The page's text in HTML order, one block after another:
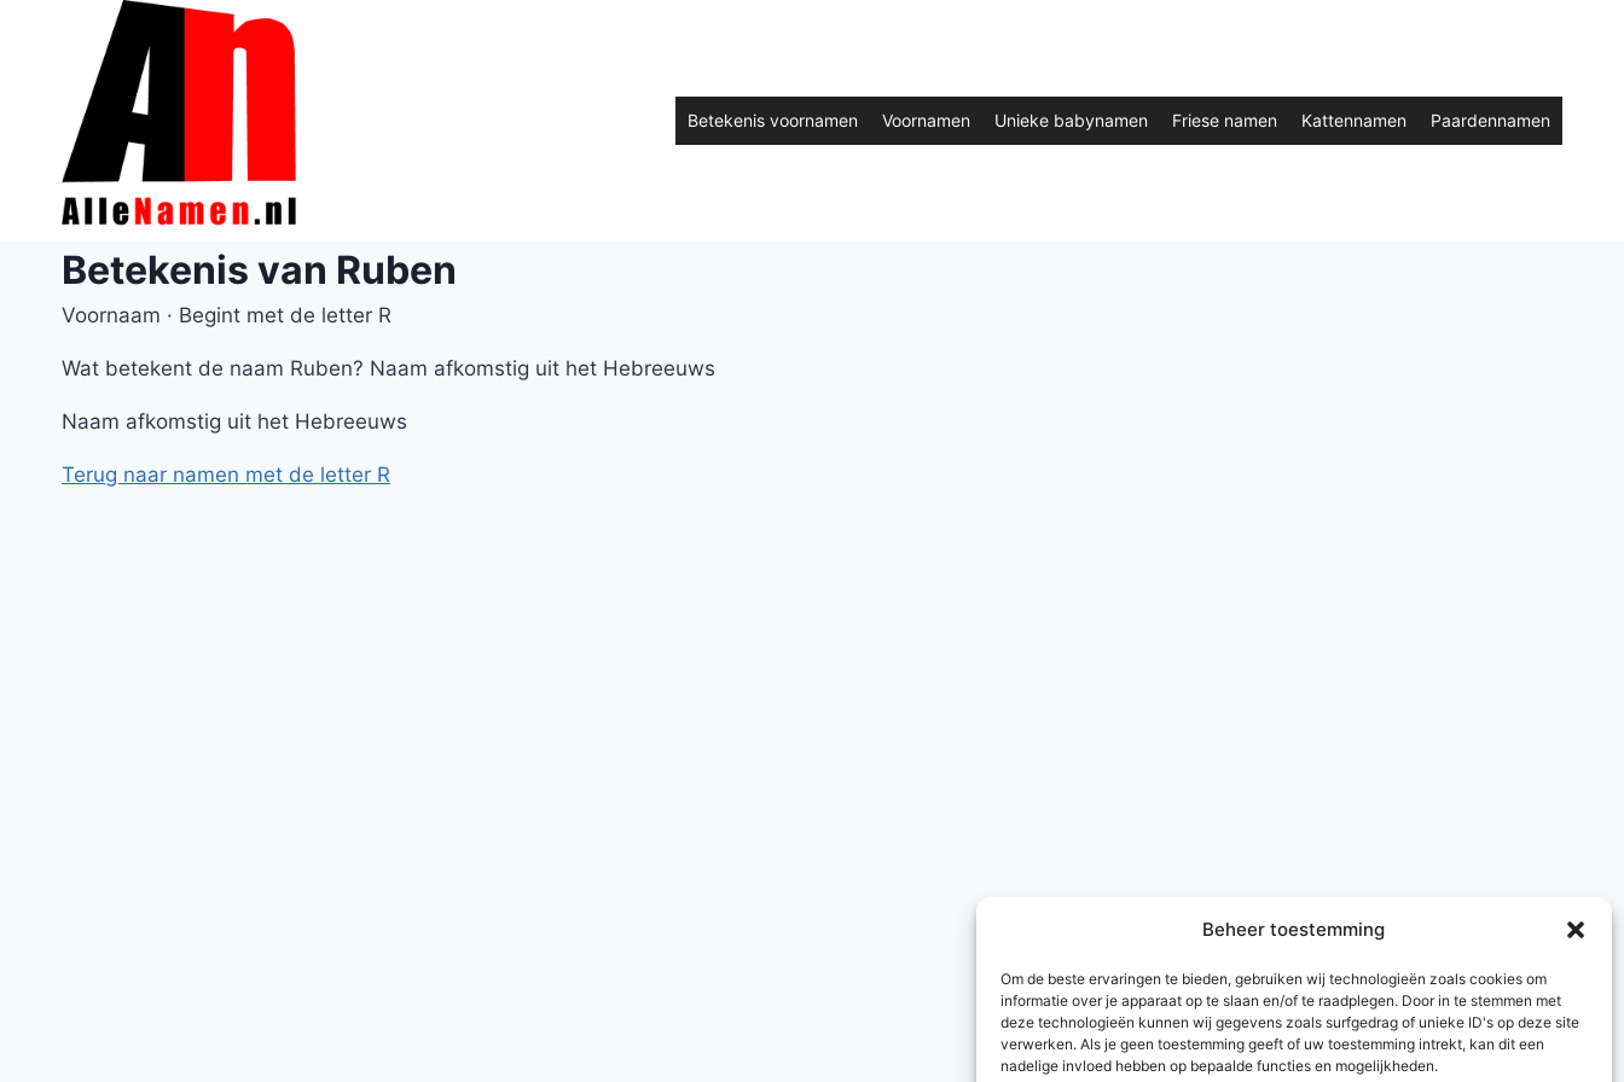
Beheer toestemming
Om de beste ervaringen te bieden, gebruiken wij technologieën zoals cookies om
informatie over je apparaat op te slaan en/of te raadplegen. Door in te stemmen met
deze technologieën kunnen wij gegevens zoals surfgedrag of unieke ID's op deze site
verwerken. Als je geen toestemming geeft of uw toestemming intrekt, kan dit een
nadelige invloed hebben op bepaalde functies en mogelijkheden.
Betekenis voornamen Voornamen Unieke babynamen Friese namen Kattennamen Paardennamen
Betekenis van Ruben
Voornaam · Begint met de letter R
Wat betekent de naam Ruben? Naam afkomstig uit het Hebreeuws
Naam afkomstig uit het Hebreeuws
Terug naar namen met de letter R